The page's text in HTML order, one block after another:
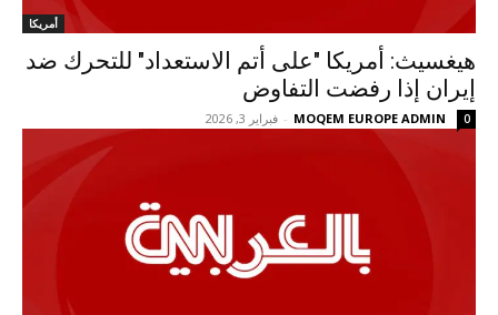
أمريكا
هيغسيث: أمريكا "على أتم الاستعداد" للتحرك ضد
إيران إذا رفضت التفاوض
MOQEM EUROPE ADMIN
- فبراير 3, 2026 0